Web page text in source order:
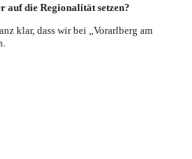
auf die Regionalität setzen?
klar, dass wir bei „Vorarlberg am